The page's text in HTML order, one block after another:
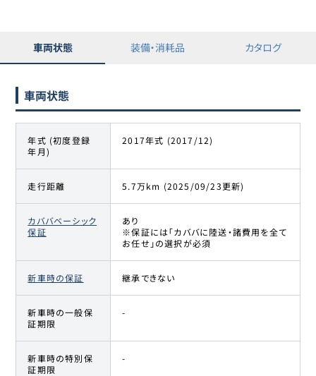
車両状態 装備・消耗品 カタログ
車両状態
年式 (初度登録
年月)
2017年式 (2017/12)
走行距離 5.7万km (2025/09/23更新)
カババベーシック
保証
あり
※保証には「カババに陸送・諸費用を全て
お任せ」の選択が必須
新車時の保証 継承できない
新車時の一般保
証期限
-
新車時の特別保
証期限
-